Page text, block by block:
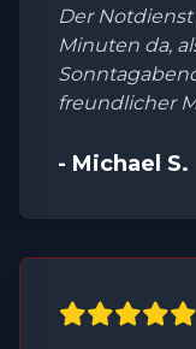
Der
Minuten da,
freundlicher
- Michael S.